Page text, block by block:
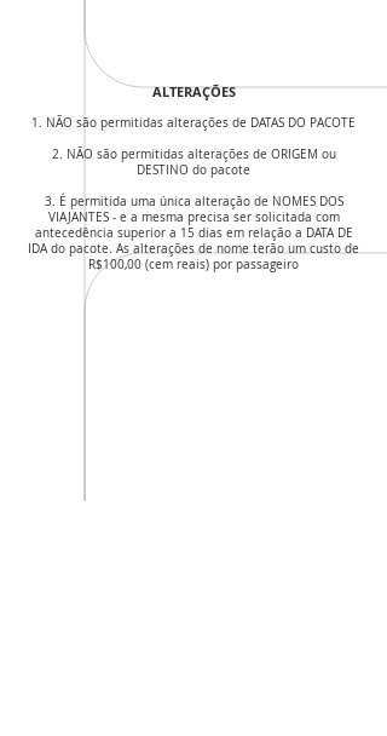
1. NÃO são permitidas alterações de DATAS DO PACOTE
2. NÃO são permitidas alterações de ORIGEM ou
DESTINO do pacote
3. É permitida uma única alteração de NOMES DOS
VIAJANTES - e a mesma precisa ser solicitada com
antecedência superior a 15 dias em relação a DATA DE
IDA do pacote. As alterações de nome terão um custo de
R$100,00 (cem reais) por passageiro
ALTERAÇÕES